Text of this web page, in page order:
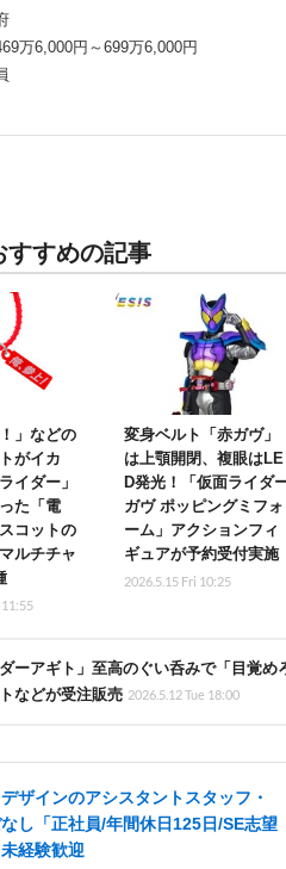
万6,000円～699万6,000円
すすめの記事
」などの
がイカ
イダー」
た「電
コットの
ルチチャ
11:55
変身ベルト「赤ガヴ」
は上顎開閉、複眼はLE
D発光！「仮面ライダ
ガヴ ポッピングミフォ
ーム」アクションフィ
ギュアが予約受付実施
2026.5.15 Fri 10:25
ダーアギト」至高のぐい呑みで「目覚
などが受注販売 2026.5.12 Tue 18:00
ザインのアシスタントスタッフ・
し「正社員/年間休日125日/SE志望
経験歓迎